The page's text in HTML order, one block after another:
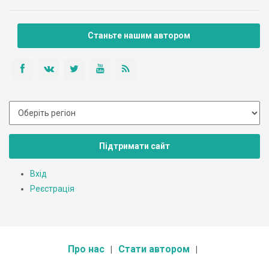
Станьте нашим автором
Підтримати сайт
Вхід
Реєстрація
Про нас Стати автором